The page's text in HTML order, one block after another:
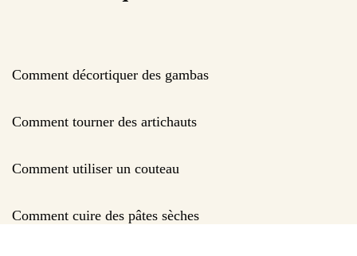
Comment décortiquer des gambas
Comment tourner des artichauts
Comment utiliser un couteau
Comment cuire des pâtes sèches